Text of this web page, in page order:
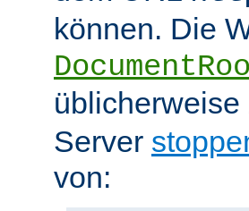
können. Die
üblicherweise
Server
von: